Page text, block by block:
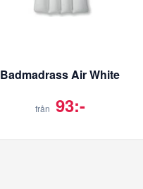
Badmadrass Air White
från 93:-